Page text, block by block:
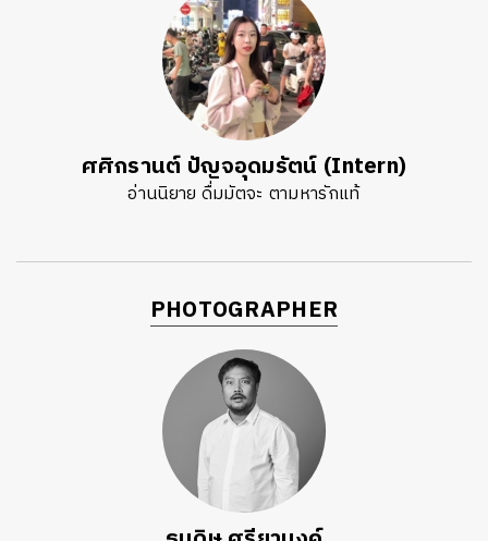
ศศิกรานต์ ปัญจอุดมรัตน์ (Intern)
อ่านนิยาย ดื่มมัตจะ ตามหารักแท้
PHOTOGRAPHER